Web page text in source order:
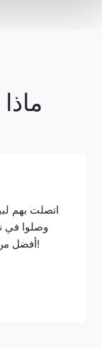
اتصلت بهم
وصلوا في
أفضل من توقعاتي نقدًا. خدمة ممتازة وسريعة جدًا!